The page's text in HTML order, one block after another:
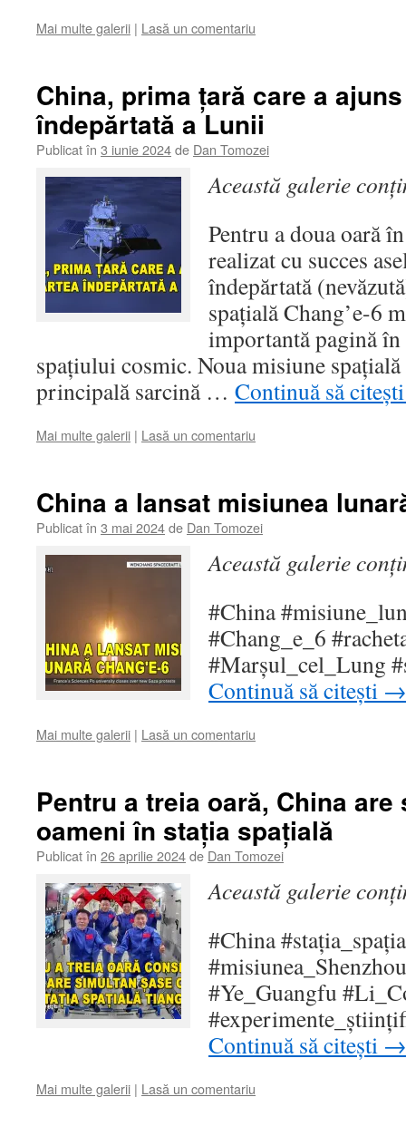
Mai multe galerii | Lasă un comentariu
China, prima țară care a
îndepărtată a Lunii
Publicat în 3 iunie 2024de Dan Tomozei
Această galerie
Pentru a doua oară
realizat cu succes
îndepărtată
spațială Chang’e-6
importantă pagină
spațiului cosmic. Noua misiune spațială
principală sarcină … Continuă să
Mai multe galerii | Lasă un comentariu
China a lansat misiunea
Publicat în 3 mai 2024de Dan Tomozei
Această galerie
#China
#Chang_e_6
#Marșul_cel_Lung
Continuă să citești →
Mai multe galerii | Lasă un comentariu
Pentru a treia oară, China
oameni în stația spațială
Publicat în 26 aprilie 2024de Dan Tomozei
Această galerie
#China
#Ye_Guangfu
Continuă să citești →
Mai multe galerii | Lasă un comentariu